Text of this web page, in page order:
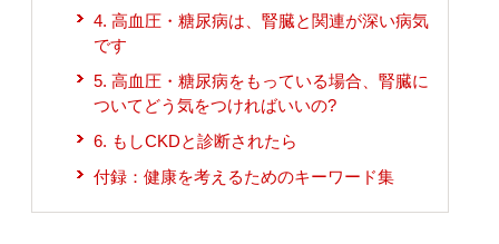
4. 高血圧・糖尿病は、腎臓と関連が深い病気
です
5. 高血圧・糖尿病をもっている場合、腎臓に
ついてどう気をつければいいの?
6. もしCKDと診断されたら
付録：健康を考えるためのキーワード集